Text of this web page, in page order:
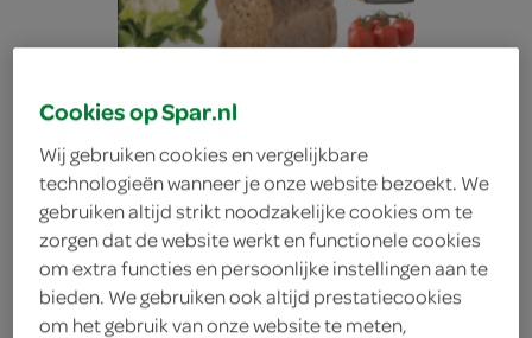
Cookies op Spar.nl
Wij gebruiken cookies en vergelijkbare
technologieën wanneer je onze website bezoekt. We
gebruiken altijd strikt noodzakelijke cookies om te
zorgen dat de website werkt en functionele cookies
om extra functies en persoonlijke instellingen aan te
bieden. We gebruiken ook altijd prestatiecookies
om het gebruik van onze website te meten,